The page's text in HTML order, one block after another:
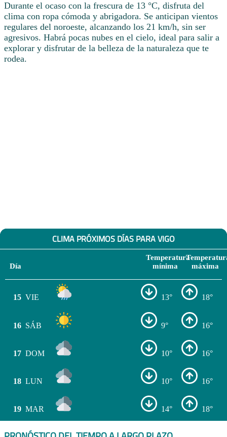
Durante el ocaso con la frescura de 13 °C, disfruta del
clima con ropa cómoda y abrigadora. Se anticipan vientos
regulares del noroeste, alcanzando los 21 km/h, sin ser
agresivos. Habrá pocas nubes en el cielo, ideal para salir a
explorar y disfrutar de la belleza de la naturaleza que te
rodea.
CLIMA PRÓXIMOS DÍAS PARA VIGO
Día
Temperatura
mínima
máxima
15 VIE 13° 18°
16 SÁB 9° 16°
17 DOM 10° 16°
18 LUN 10° 16°
19 MAR 14° 18°